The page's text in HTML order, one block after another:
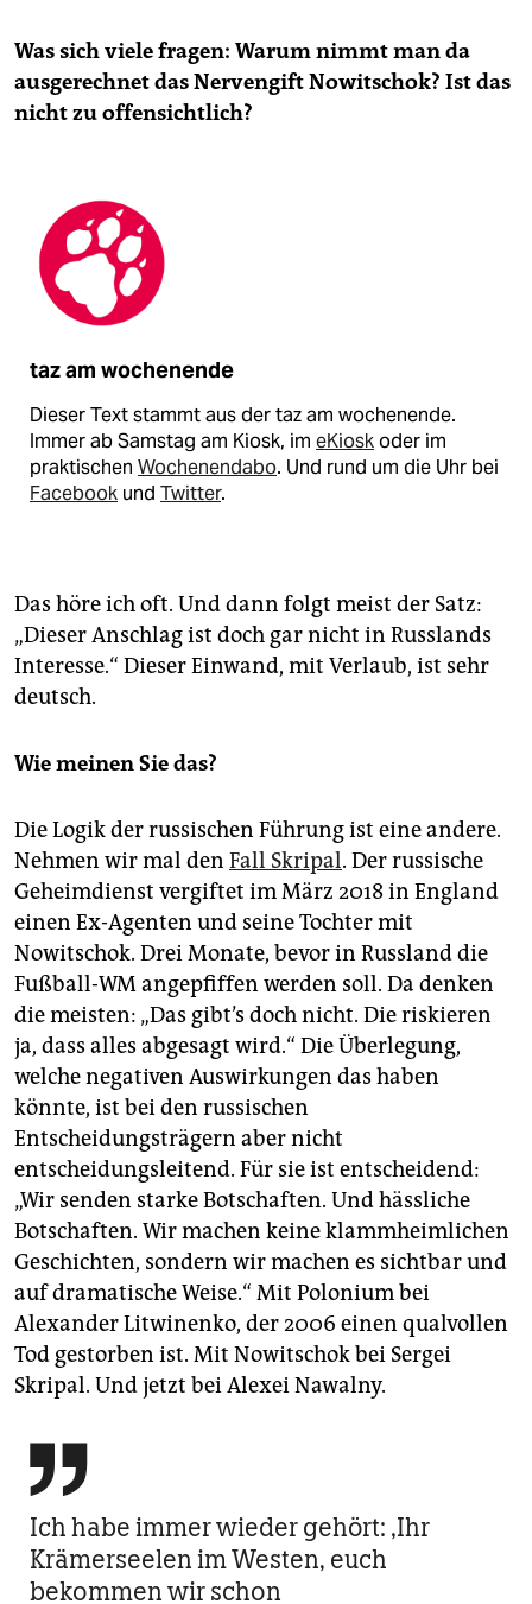
Was sich viele fragen: Warum nimmt man da
ausgerechnet das Nervengift Nowitschok? Ist das
nicht zu offensichtlich?
taz am wochenende
Dieser Text stammt aus der taz am wochenende.
Immer ab Samstag am Kiosk, im eKioskoder im
praktischen Wochenendabo. Und rund um die Uhr bei
Facebook und Twitter.
Das höre ich oft. Und dann folgt meist der Satz:
„Dieser Anschlag ist doch gar nicht in Russlands
Interesse.“ Dieser Einwand, mit Verlaub, ist sehr
deutsch.
Wie meinen Sie das?
Die Logik der russischen Führung ist eine andere.
Nehmen wir mal den Fall Skripal. Der russische
Geheimdienst vergiftet im März 2018 in England
einen Ex-Agenten und seine Tochter mit
Nowitschok. Drei Monate, bevor in Russland die
Fußball-WM angepfiffen werden soll. Da denken
die meisten: „Das gibt’s doch nicht. Die riskieren
ja, dass alles abgesagt wird.“ Die Überlegung,
welche negativen Auswirkungen das haben
könnte, ist bei den russischen
Entscheidungsträgern aber nicht
entscheidungsleitend. Für sie ist entscheidend:
„Wir senden starke Botschaften. Und hässliche
Botschaften. Wir machen keine klammheimlichen
Geschichten, sondern wir machen es sichtbar und
auf dramatische Weise.“ Mit Polonium bei
Alexander Litwinenko, der 2006 einen qualvollen
Tod gestorben ist. Mit Nowitschok bei Sergei
Skripal. Und jetzt bei Alexei Nawalny.

Ich habe immer wieder gehört: ‚Ihr
Krämerseelen im Westen, euch
bekommen wir schon